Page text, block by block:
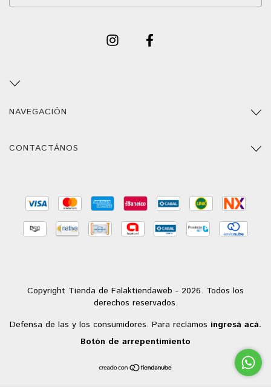
NAVEGACIÓN
CONTACTÁNOS
Copyright Tienda de Falaktiendaweb - 2026. Todos los
derechos reservados.
Defensa de las y los consumidores. Para reclamos ingresá acá.
Botón de arrepentimiento